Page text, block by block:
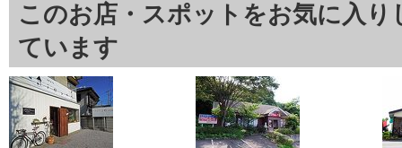
このお店・スポットをお気に入
ています